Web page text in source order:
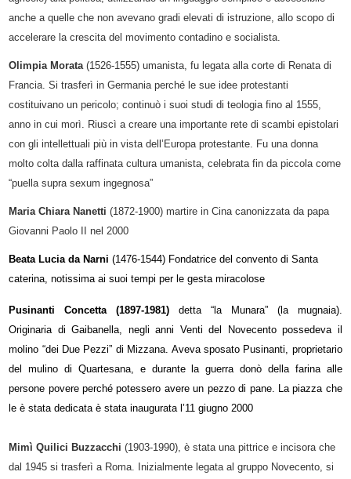
anche a quelle che non avevano gradi elevati di istruzione, allo scopo di
accelerare la crescita del movimento contadino e socialista.
Olimpia Morata (1526-1555) umanista, fu legata alla corte di Renata di
Francia. Si trasferì in Germania perché le sue idee protestanti
costituivano un pericolo; continuò i suoi studi di teologia fino al 1555,
anno in cui morì. Riuscì a creare una importante rete di scambi epistolari
con gli intellettuali più in vista dell’Europa protestante. Fu una donna
molto colta dalla raffinata cultura umanista, celebrata fin da piccola come
“puella supra sexum ingegnosa”
Maria Chiara Nanetti (1872-1900) martire in Cina canonizzata da papa
Giovanni Paolo II nel 2000
Beata Lucia da Narni (1476-1544) Fondatrice del convento di Santa
caterina, notissima ai suoi tempi per le gesta miracolose
Pusinanti Concetta (1897-1981)detta “la Munara” (la mugnaia).
Originaria di Gaibanella, negli anni Venti del Novecento possedeva il
molino “dei Due Pezzi” di Mizzana. Aveva sposato Pusinanti, proprietario
del mulino di Quartesana, e durante la guerra donò della farina alle
persone povere perché potessero avere un pezzo di pane. La piazza che
le è stata dedicata è stata inaugurata l’11 giugno 2000
Mimì Quilici Buzzacchi (1903-1990), è stata una pittrice e incisora che
dal 1945 si trasferì a Roma. Inizialmente legata al gruppo Novecento, si